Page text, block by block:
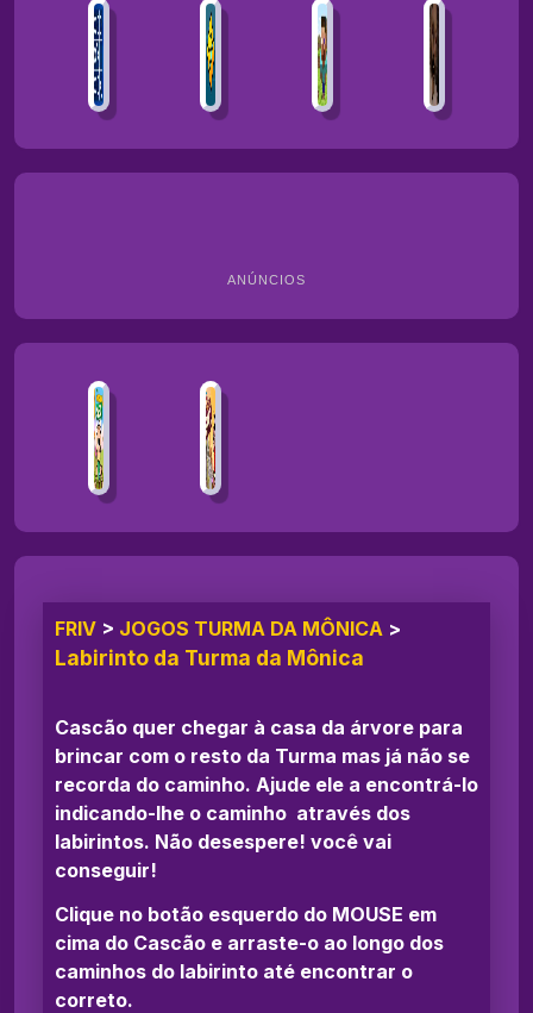
ANÚNCIOS
FRIV > JOGOS TURMA DA MÔNICA >
Labirinto da Turma da Mônica
Cascão quer chegar à casa da árvore para
brincar com o resto da Turma mas já não se
recorda do caminho. Ajude ele a encontrá-lo
indicando-lhe o caminho através dos
labirintos. Não desespere! você vai
conseguir!
Clique no botão esquerdo do MOUSE em
cima do Cascão e arraste-o ao longo dos
caminhos do labirinto até encontrar o
correto.